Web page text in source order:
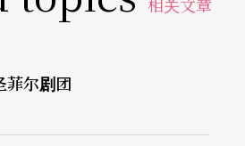
相关文章
菲尔剧团